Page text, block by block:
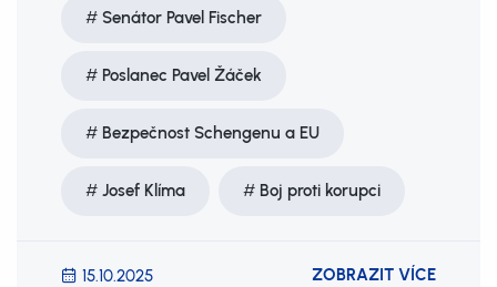
Senátor Pavel Fischer
Poslanec Pavel Žáček
Bezpečnost Schengenu a EU
Josef Klíma Boj proti korupci
15.10.2025 ZOBRAZIT VÍCE